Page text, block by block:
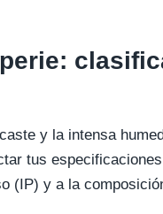
y la intensa
tus
(IP) y a la